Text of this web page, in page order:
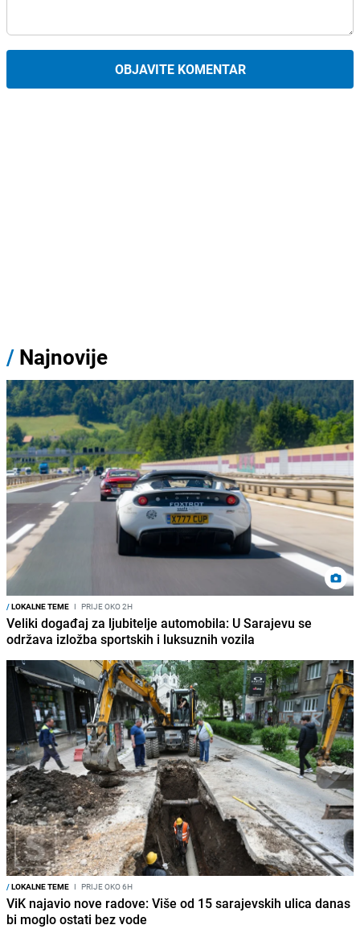
OBJAVITE KOMENTAR
/ Najnovije
/LOKALNE TEME I PRIJE OKO 2H
Veliki događaj za ljubitelje automobila: U Sarajevu se
održava izložba sportskih i luksuznih vozila
/LOKALNE TEME I PRIJE OKO 6H
ViK najavio nove radove: Više od 15 sarajevskih ulica danas
bi moglo ostati bez vode